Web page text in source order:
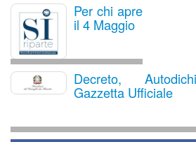
Per chi apre
il 4 Maggio
Decreto,
Gazzetta Ufficiale